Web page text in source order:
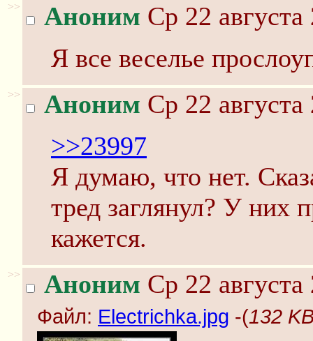
>> Аноним Ср 22
Я все веселье
>> Аноним Ср 22
>>23997
Я думаю, что нет.
тред заглянул? У них
кажется.
>> Аноним Ср 22
Файл: Electrichka.jpg -(132